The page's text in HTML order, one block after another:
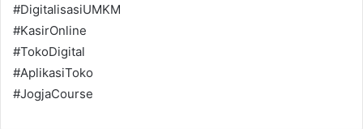
#DigitalisasiUMKM
#KasirOnline
#TokoDigital
#AplikasiToko
#JogjaCourse